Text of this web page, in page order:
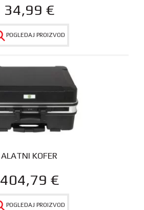
34,99 €
POGLEDAJ PROIZVOD
ALATNI KOFER
404,79 €
POGLEDAJ PROIZVOD